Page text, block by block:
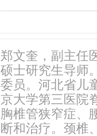
郑文奎，副主任
硕士研究生导师
委员。河北省儿
京大学第三医院
胸椎管狭窄症、
断和治疗。颈椎